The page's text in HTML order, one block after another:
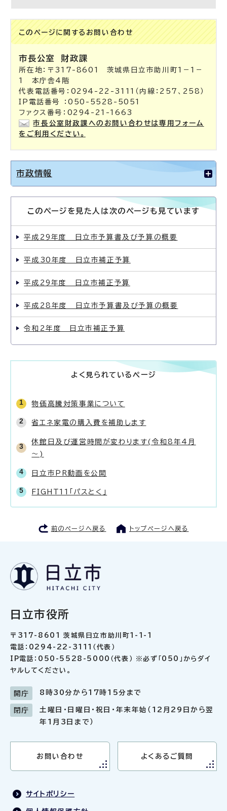
このページに関する お問い合わせ
市長公室 財政課
所在地：〒317-8601 茨城県日立市助川町1－1－
1 本庁舎4階
代表電話番号：0294-22-3111（内線：257、258）
IP電話番号 ：050-5528-5051
ファクス番号：0294-21-1663
市長公室財政課へのお問い合わせは専用フォーム
をご利用ください。
市政情報
このページを見た人は次のページも見ています
平成29年度 日立市予算書及び予算の概要
平成30年度 日立市補正予算
平成29年度 日立市補正予算
平成28年度 日立市予算書及び予算の概要
令和2年度 日立市補正予算
よく見られているページ
物価高騰対策事業について
省エネ家電の購入費を補助します
休館日及び運営時間が変わります(令和8年4月
～)
日立市PR動画を公開
FIGHT11「パスとく」
前のページへ戻る トップページへ戻る
日立市役所
〒317-8601 茨城県日立市助川町1-1-1
電話：0294-22-3111（代表）
IP電話：050-5528-5000（代表） ※必ず「050」からダイ
ヤルしてください。
開庁 8時30分から17時15分まで
閉庁
土曜日・日曜日・祝日・年末年始（12月29日から翌
年1月3日まで）
お問い合わせ よくあるご質問
サイトポリシー